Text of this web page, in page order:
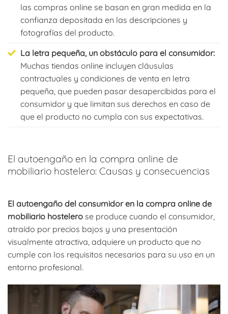
las compras online se basan en gran medida en la
confianza depositada en las descripciones y
fotografías del producto.
La letra pequeña, un obstáculo para el consumidor:
Muchas tiendas online incluyen cláusulas
contractuales y condiciones de venta en letra
pequeña, que pueden pasar desapercibidas para el
consumidor y que limitan sus derechos en caso de
que el producto no cumpla con sus expectativas.
El autoengaño en la compra online de
mobiliario hostelero: Causas y consecuencias
El autoengaño del consumidor en la compra online de
mobiliario hostelero se produce cuando el consumidor,
atraído por precios bajos y una presentación
visualmente atractiva, adquiere un producto que no
cumple con los requisitos necesarios para su uso en un
entorno profesional.